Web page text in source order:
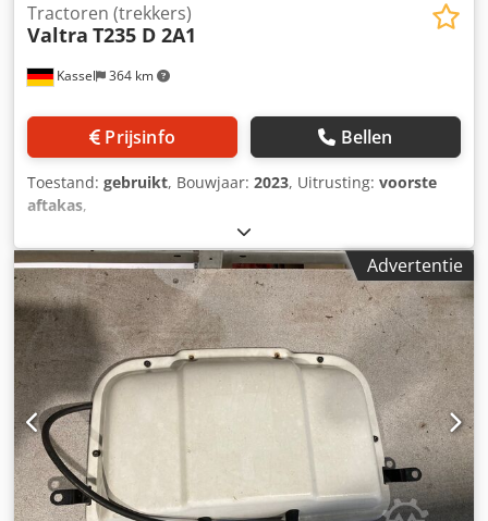
Kassel 364 km
Tractoren (trekkers)
Valtra T235 D 2A1
Prijsinfo Bellen
Toestand: gebruikt, Bouwjaar: 2023, Uitrusting: voorste
aftakas,
Advertentie